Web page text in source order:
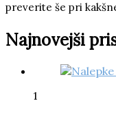
preverite še pri
Najnovejši
1